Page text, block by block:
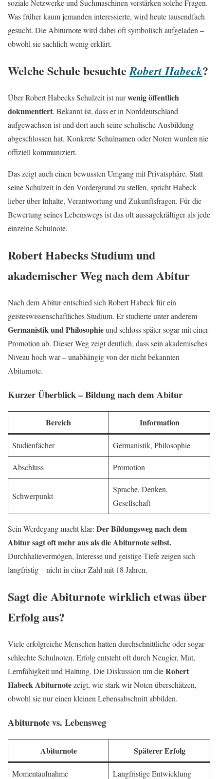
soziale Netzwerke und Suchmaschinen verstärken solche Fragen.
Was früher kaum jemanden interessierte, wird heute tausendfach
gesucht. Die Abiturnote wird dabei oft symbolisch aufgeladen –
obwohl sie sachlich wenig erklärt.
Welche Schule besuchteRobert Habeck?
Über Robert Habecks Schulzeit ist nurwenig öffentlich
dokumentiert. Bekannt ist, dass er in Norddeutschland
aufgewachsen ist und dort auch seine schulische Ausbildung
abgeschlossen hat. Konkrete Schulnamen oder Noten wurden nie
offiziell kommuniziert.
Das zeigt auch einen bewussten Umgang mit Privatsphäre. Statt
seine Schulzeit in den Vordergrund zu stellen, spricht Habeck
lieber über Inhalte, Verantwortung und Zukunftsfragen. Für die
Bewertung seines Lebenswegs ist das oft aussagekräftiger als jede
einzelne Schulnote.
Robert Habecks Studium und
akademischer Weg nach dem Abitur
Nach dem Abitur entschied sich Robert Habeck für ein
geisteswissenschaftliches Studium. Er studierte unter anderem
Germanistik und Philosophieund schloss später sogar mit einer
Promotion ab. Dieser Weg zeigt deutlich, dass sein akademisches
Niveau hoch war – unabhängig von der nicht bekannten
Abiturnote.
Kurzer Überblick – Bildung nach dem Abitur
Bereich Information
Studienfächer Germanistik, Philosophie
Abschluss Promotion
Schwerpunkt
Sprache, Denken,
Gesellschaft
Sein Werdegang macht klar: Der Bildungsweg nach dem
Abitur sagt oft mehr aus als die Abiturnote selbst.
Durchhaltevermögen, Interesse und geistige Tiefe zeigen sich
langfristig – nicht in einer Zahl mit 18 Jahren.
Sagt die Abiturnote wirklich etwas über
Erfolg aus?
Viele erfolgreiche Menschen hatten durchschnittliche oder sogar
schlechte Schulnoten. Erfolg entsteht oft durch Neugier, Mut,
Lernfähigkeit und Haltung. Die Diskussion um dieRobert
Habeck Abiturnotezeigt, wie stark wir Noten überschätzen,
obwohl sie nur einen kleinen Lebensabschnitt abbilden.
Abiturnote vs. Lebensweg
Abiturnote Späterer Erfolg
Momentaufnahme Langfristige Entwicklung